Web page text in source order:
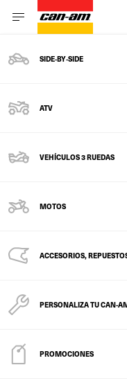
SIDE‑BY‑SIDE
ATV
VEHÍCULOS 3 RUEDAS
MOTOS
ACCESORIOS,
PERSONALIZA TU CAN-
PROMOCIONES
APLICACIÓN BRP
Cuando se utiliza con
proporciona valiosa